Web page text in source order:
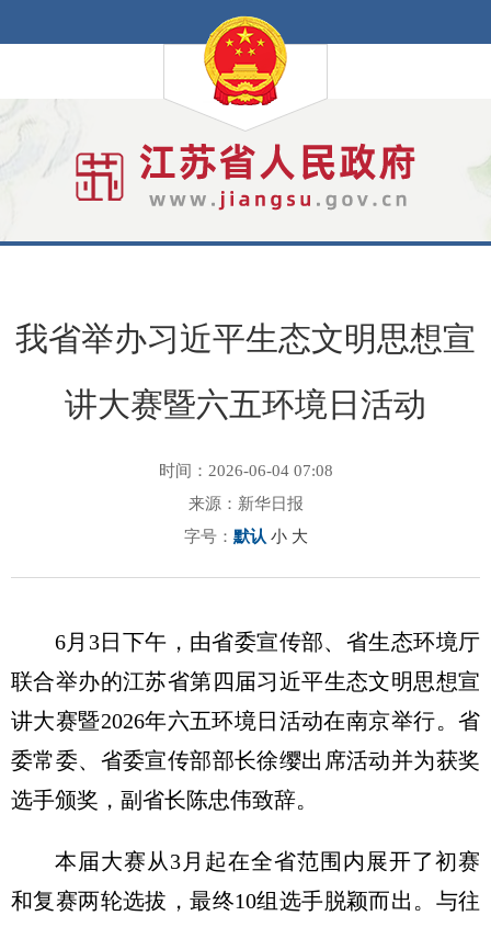
我省举办习近平生态文明思想宣
讲大赛暨六五环境日活动
时间：2026-06-04 07:08
来源：新华日报
字号： 默认 小 大
6月3日下午，由省委宣传部、省生态环境厅
联合举办的江苏省第四届习近平生态文明思想宣
讲大赛暨2026年六五环境日活动在南京举行。省
委常委、省委宣传部部长徐缨出席活动并为获奖
选手颁奖，副省长陈忠伟致辞。
本届大赛从3月起在全省范围内展开了初赛
和复赛两轮选拔，最终10组选手脱颖而出。与往